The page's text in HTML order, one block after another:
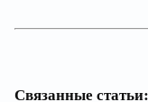
Связанные статьи: